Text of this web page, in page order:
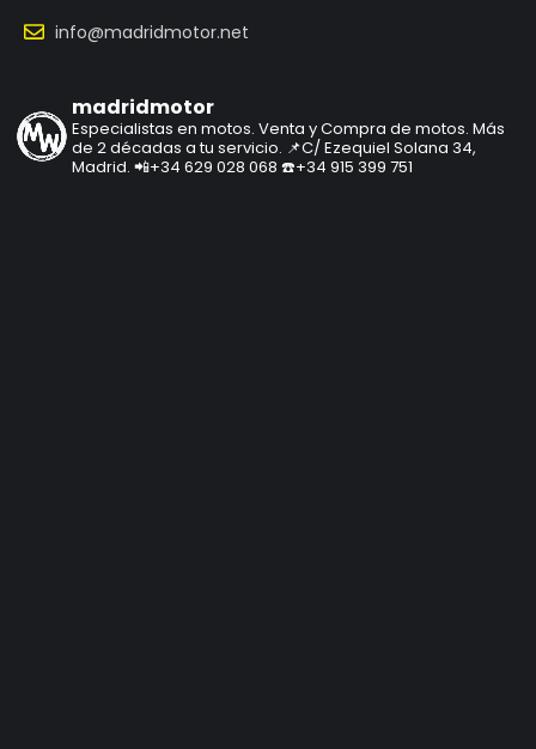
info@madridmotor.net
madridmotor
Especialistas en motos. Venta y Compra de motos. Más
de 2 décadas a tu servicio. 📌C/ Ezequiel Solana 34,
Madrid. 📲+34 629 028 068 ☎️+34 915 399 751